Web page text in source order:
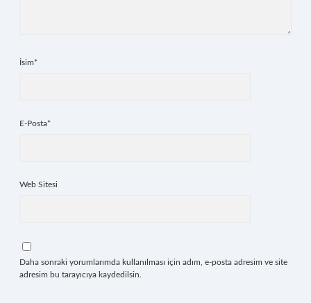
İsim*
E-Posta*
Web Sitesi
Daha sonraki yorumlarımda kullanılması için adım, e-posta adresim ve site
adresim bu tarayıcıya kaydedilsin.